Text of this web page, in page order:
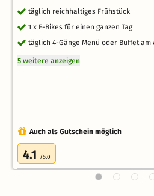
täglich reichhaltiges Frühstück
1 x E-Bikes für einen ganzen Tag
täglich 4-Gänge Menü oder Buffet am
5 weitere anzeigen
Auch als Gutschein möglich
4.1 /5.0